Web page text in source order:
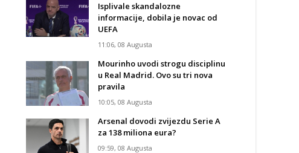
Isplivale skandalozne
informacije, dobila je novac od
UEFA
11:06, 08 Augusta
Mourinho uvodi strogu disciplinu
u Real Madrid. Ovo su tri nova
pravila
10:05, 08 Augusta
Arsenal dovodi zvijezdu Serie A
za 138 miliona eura?
09:59, 08 Augusta